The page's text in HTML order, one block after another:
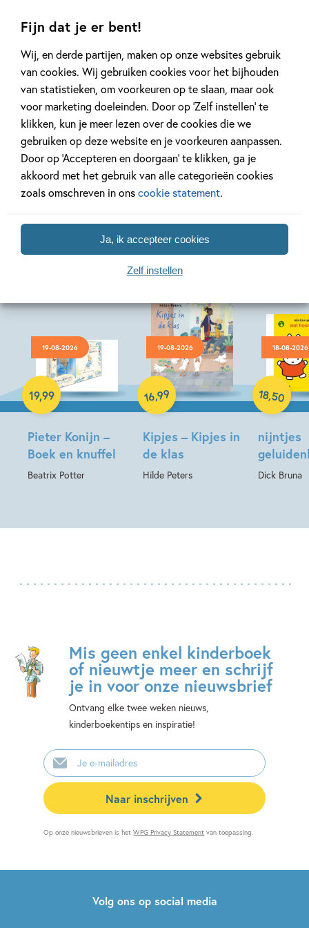
Fijn dat je er bent!
Wij, en derde partijen, maken op onze websites gebruik
van cookies. Wij gebruiken cookies voor het bijhouden
van statistieken, om voorkeuren op te slaan, maar ook
voor marketing doeleinden. Door op ‘Zelf instellen’ te
klikken, kun je meer lezen over de cookies die we
gebruiken op deze website en je voorkeuren aanpassen.
Door op ‘Accepteren en doorgaan’ te klikken, ga je
akkoord met het gebruik van alle categorieën cookies
zoals omschreven in onscookie statement.
Ja, ik accepteer cookies
Zelf instellen
Lees meer Lees meer
Bekijk alle artikelen
Bekijk ook eens
19-08-2026
Pieter Konijn –
Boek en knuffel
Beatrix Potter
19,99
Hardcover
19-08-2026
Kipjes – Kipjes in
de klas
Hilde Peters
16,99
Hardcover
18-08-2026
nijntjes
Dick Bruna
18,50
Hardcover
Mis geen enkel kinderboek
of nieuwtje meer en schrijf
je in voor onze nieuwsbrief
Ontvang elke twee weken nieuws,
kinderboekentips en inspiratie!
E-
mailadres
Naar inschrijven
Op onze nieuwsbrieven is hetWPG Privacy Statement van toepassing.
Volg ons op social media